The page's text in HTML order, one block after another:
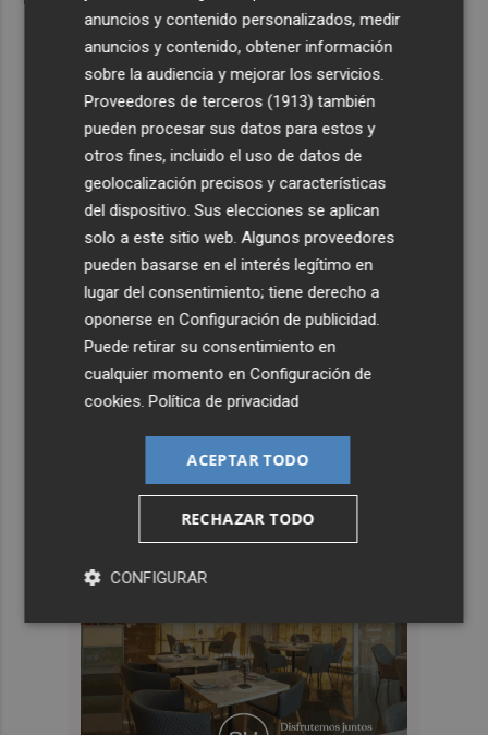
anuncios y contenido personalizados, medir
anuncios y contenido, obtener información
sobre la audiencia y mejorar los servicios.
Proveedores de terceros (1913) también
pueden procesar sus datos para estos y
otros fines, incluido el uso de datos de
geolocalización precisos y características
del dispositivo. Sus elecciones se aplican
solo a este sitio web. Algunos proveedores
pueden basarse en el interés legítimo en
lugar del consentimiento; tiene derecho a
oponerse enConfiguración de publicidad.
Puede retirar su consentimiento en
cualquier momento enConfiguración de
cookies.Política de privacidad
ACEPTAR TODO
RECHAZAR TODO
CONFIGURAR